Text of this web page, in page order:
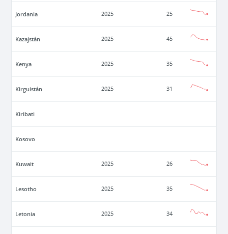
Jordania 2025 25
Kazajstán 2025 45
Kenya 2025 35
Kirguistán 2025 31
Kiribati
Kosovo
Kuwait 2025 26
Lesotho 2025 35
Letonia 2025 34